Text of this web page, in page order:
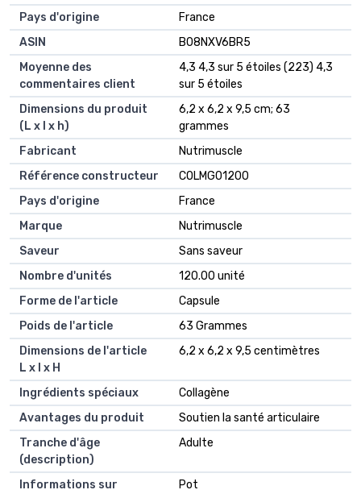
Pays d'origine
‎France
ASIN
B08NXV6BR5
Moyenne des
commentaires client
4,3 4,3 sur 5 étoiles (223) 4,3
sur 5 étoiles
Dimensions du produit
(L x l x h)
6,2 x 6,2 x 9,5 cm; 63
grammes
Fabricant
Nutrimuscle
Référence constructeur
COLMG01200
Pays d'origine
France
Marque
Nutrimuscle
Saveur
Sans saveur
Nombre d'unités
120.00 unité
Forme de l'article
Capsule
Poids de l'article
63 Grammes
Dimensions de l'article
L x l x H
6,2 x 6,2 x 9,5 centimètres
Ingrédients spéciaux
Collagène
Avantages du produit
Soutien la santé articulaire
Tranche d'âge
(description)
Adulte
Informations sur
Pot